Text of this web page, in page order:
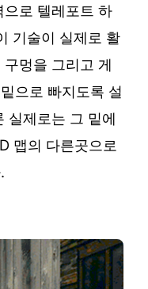
로 텔레포트 하
기술이 실제로 활
멍을 그리고 게
으로 빠지도록 설
실제로는 그 밑에
맵의 다른곳으로